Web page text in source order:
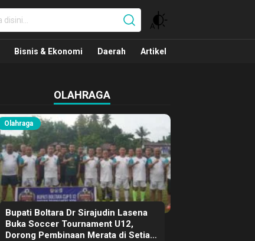
Bisnis & Ekonomi Daerah Artikel
OLAHRAGA
Olahraga
Bupati Boltara Dr Sirajudin Lasena
Buka Soccer Tournament U12,
Dorong Pembinaan Merata di Setiap